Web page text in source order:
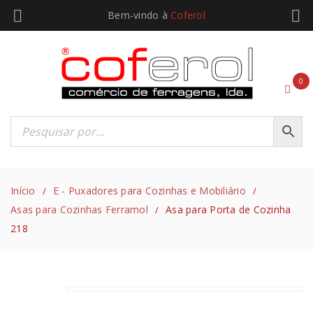
Bem-vindo à Coferol
0
Início / E - Puxadores para Cozinhas e Mobiliário /
Asas para Cozinhas Ferramol / Asa para Porta de Cozinha
218